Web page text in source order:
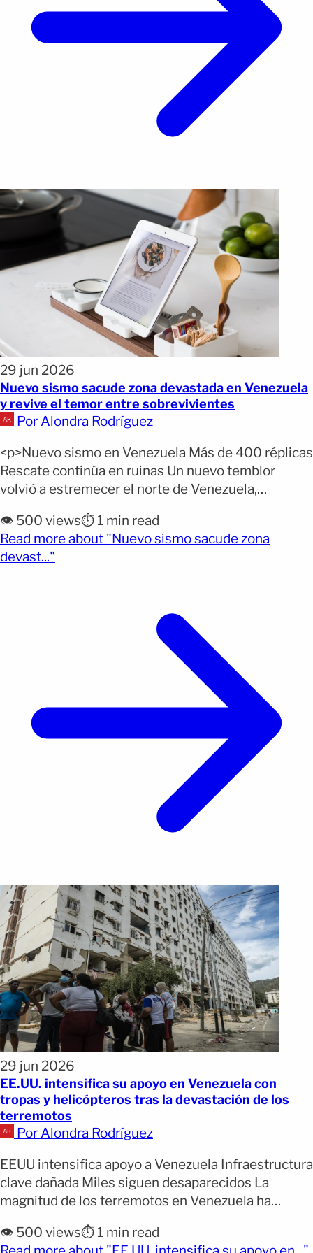
29 jun 2026
Nuevo sismo sacude zona devastada en Venezuela
y revive el temor entre sobrevivientes
Por Alondra Rodríguez
<p>Nuevo sismo en Venezuela Más de 400 réplicas
Rescate continúa en ruinas Un nuevo temblor
volvió a estremecer el norte de Venezuela,
no logra recuperarse del devastador doble
terremoto de la semana pasada. El movimiento,
registrado este lunes, obligó a cientos de personas
👁️ 500 views⏱️ 1 min read
Read more about "Nuevo sismo sacude zona
devast..."
29 jun 2026
EE.UU. intensifica su apoyo en Venezuela con
tropas y helicópteros tras la devastación de los
terremotos
Por Alondra Rodríguez
EEUU intensifica apoyo a Venezuela Infraestructura
clave dañada Miles siguen desaparecidos La
magnitud de los terremotos en Venezuela ha
mientras continúan las labores de rescate entre
👁️ 500 views⏱️ 1 min read